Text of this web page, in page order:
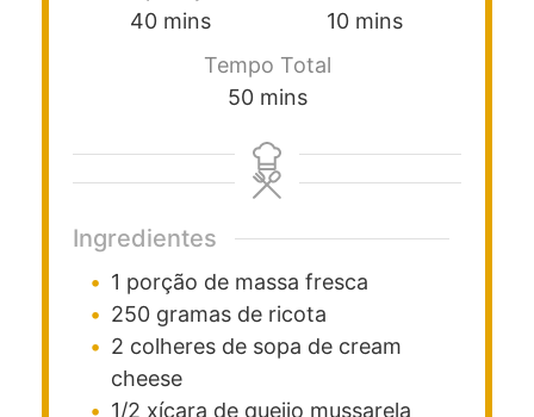
40 mins
10 mins
Tempo Total
50 mins
Ingredientes
1 porção de massa fresca
250 gramas de ricota
2 colheres de sopa de cream
cheese
1/2 xícara de queijo mussarela